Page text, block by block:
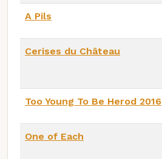
A Pils
Cerises du Château
Too Young To Be Herod 2016
One of Each